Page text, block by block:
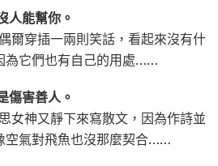
人能幫你。
爾穿插一兩則笑話，看起來沒有什
為它們也有自己的用處……
傷害善人。
女神又靜下來寫散文，因為作詩並
空氣對飛魚也沒那麼契合……